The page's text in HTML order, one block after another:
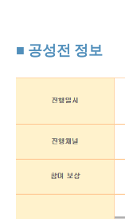
■ 공성전 정보